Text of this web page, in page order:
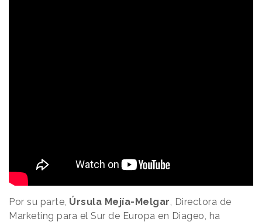
Por su parte, Úrsula Mejía-Melgar, Directora de
Marketing para el Sur de Europa en Diageo, ha